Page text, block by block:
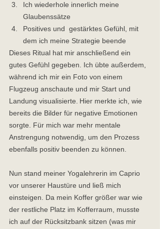
Ich wiederhole innerlich meine
Glaubenssätze
Positives und  gestärktes Gefühl, mit
dem ich meine Strategie beende
Dieses Ritual hat mir anschließend ein
gutes Gefühl gegeben. Ich übte außerdem,
während ich mir ein Foto von einem
Flugzeug anschaute und mir Start und
Landung visualisierte. Hier merkte ich, wie
bereits die Bilder für negative Emotionen
sorgte. Für mich war mehr mentale
Anstrengung notwendig, um den Prozess
ebenfalls positiv beenden zu können.
Nun stand meiner Yogalehrerin im Caprio
vor unserer Haustüre und ließ mich
einsteigen. Da mein Koffer größer war wie
der restliche Platz im Kofferraum, musste
ich auf der Rücksitzbank sitzen (was mir